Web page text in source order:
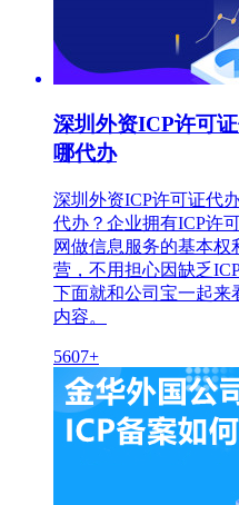
深圳外资ICP许可
哪代办
深圳外资ICP许可证代
代办？企业拥有ICP许
网做信息服务的基本
营，不用担心因缺乏
下面就和公司宝一起来
内容。
5607+